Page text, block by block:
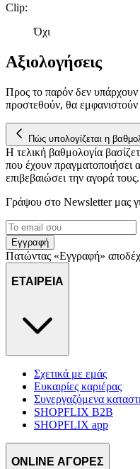
Clip:
Όχι
Αξιολογήσεις
Προς το παρόν δεν υπάρχουν
προστεθούν, θα
Πώς υπολογίζεται η
Η τελική βαθμολογία
που έχουν
επιβεβαιώσει την αγορά τους.
Γράψου στο Νewsletter μας
Εγγραφή
Πατώντας «Εγγραφή»
ΕΤΑΙΡΕΙΑ
Σχετικά με εμάς
Ευκαιρίες καριέρας
Συνεργαζόμενα
SHOPFLIX B2B
SHOPFLIX app
ONLINE ΑΓΟΡΕΣ